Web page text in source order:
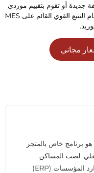
أو تقوم بتقييم موردي
قوالب الصب على المدى الطويل, يمكن لنظام التتبع القوي القائم على MES
مجاني
برنامج خاص بالمتجر
لصب المساكن
الخفيفة, فهو يقع بين أنظمة تخطيط موارد المؤسسات (ERP)